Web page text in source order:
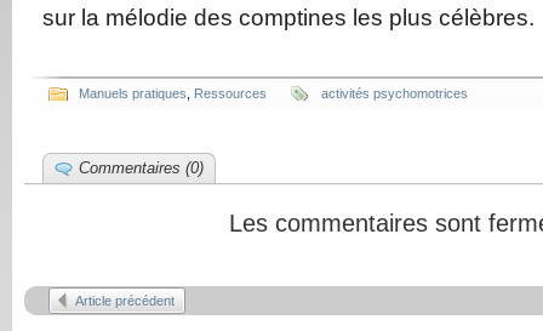
sur la mélodie des comptines les plus célèbres.
Manuels pratiques Ressources activités psychomotrices
Commentaires (0)
Les commentaires sont
Article précédent